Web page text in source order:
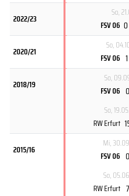
2022/23
So,
FSV 06
2020/21
So,
FSV 06
2018/19
So,
FSV 06
So,
RW Erfurt
2015/16
Mi,
FSV 06
So,
RW Erfurt